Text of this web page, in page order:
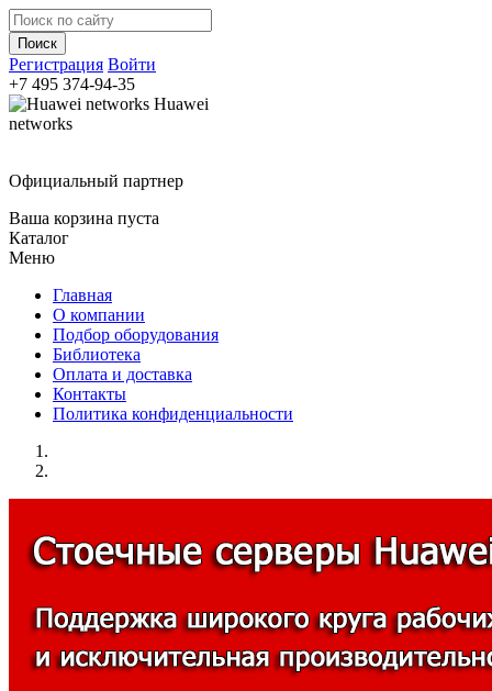
Регистрация Войти
+7 495 374-94-35
Huawei
networks
Официальный партнер
Ваша корзина пуста
Каталог
Меню
Главная
О компании
Подбор оборудования
Библиотека
Оплата и доставка
Контакты
Политика конфиденциальности